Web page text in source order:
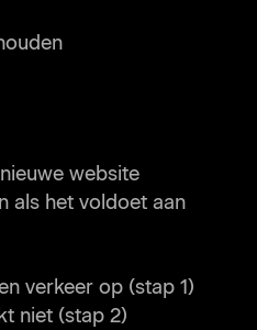
website
als het voldoet aan
verkeer op (stap 1)
niet (stap 2)